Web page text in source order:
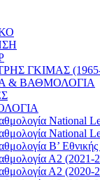
ΓΚΙΜΑΣ (1965-
& ΒΑΘΜΟΛΟΓΙΑ
National
National
Β’
Α2 (2021-
Α2 (2020-